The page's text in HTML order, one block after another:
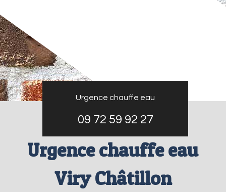
Urgence chauffe eau
09 72 59 92 27
Urgence chauffe eau
Viry Châtillon